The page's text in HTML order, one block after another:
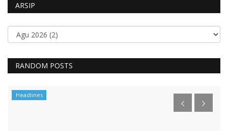
ARSIP
RANDOM POSTS
Headlines